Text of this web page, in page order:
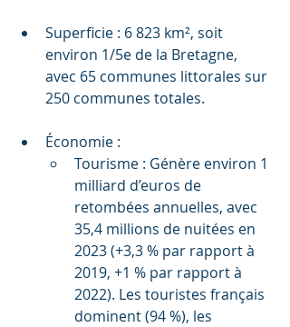
Superficie : 6 823 km², soit
environ 1/5e de la Bretagne,
avec 65 communes littorales sur
250 communes totales.
Économie :
Tourisme : Génère environ 1
milliard d’euros de
retombées annuelles, avec
35,4 millions de nuitées en
2023 (+3,3 % par rapport à
2019, +1 % par rapport à
2022). Les touristes français
dominent (94 %), les